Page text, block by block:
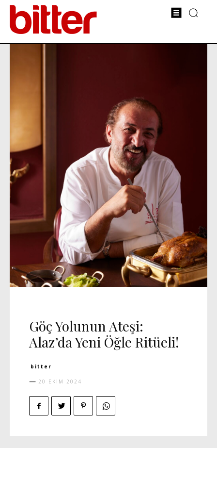
Göç Yolunun Ateşi:
Alaz’da Yeni Öğle Ritüeli!
bitter
20 EKIM 2024